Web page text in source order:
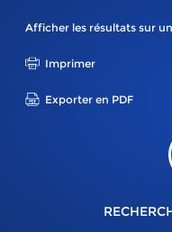
Afficher les résultats sur
Imprimer
Exporter en PDF